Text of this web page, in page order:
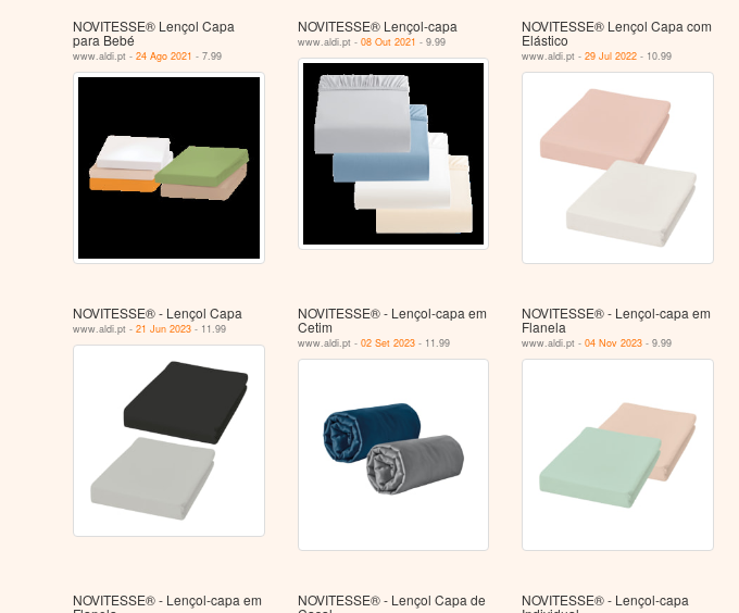
NOVITESSE® Lençol Capa
para Bebé
www.aldi.pt -24 Ago 2021 - 7.99
NOVITESSE® Lençol-capa
www.aldi.pt - 08 Out 2021 - 9.99
NOVITESSE® Lençol Capa com
Elástico
www.aldi.pt -29 Jul 2022 - 10.99
NOVITESSE® - Lençol Capa
www.aldi.pt -21 Jun 2023 - 11.99
NOVITESSE® - Lençol-capa em
Cetim
www.aldi.pt - 02 Set 2023- 11.99
NOVITESSE® - Lençol-capa em
Flanela
www.aldi.pt -04 Nov 2023 - 9.99
NOVITESSE® - Lençol-capa em NOVITESSE® - Lençol Capa de NOVITESSE® - Lençol-capa